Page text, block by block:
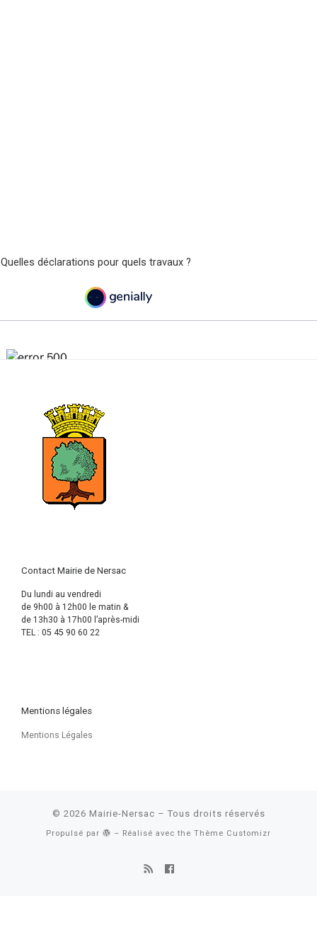
déclarations pour quels travaux ?
Contact Mairie de Nersac
Du lundi au vendredi
de 9h00 à 12h00 le matin &
de 13h30 à 17h00 l’après-midi
TEL : 05 45 90 60 22
Mentions légales
Mentions Légales
© 2026 Mairie-Nersac – Tous droits réservés
Propulsé par – Réalisé avec the Thème Customizr